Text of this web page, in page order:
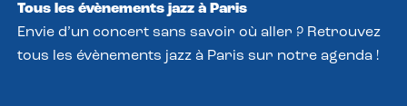
Tous les évènements jazz à Paris
Envie d’un concert sans savoir où aller ? Retrouvez
tous les évènements jazz à Paris sur notre agenda !